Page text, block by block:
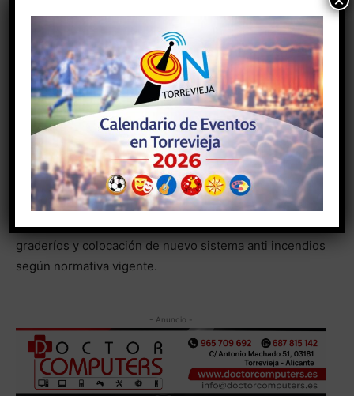
barandilla de las gradas del Palacio de los Deportes.-La
colocación de nuevos focos led para la piscina
climatizada y el Palacio de los Deportes, la instalación
de megafonía en el Palacio de los Deportes, la
instalación de tres video-marcadores según normativa
IHF para el Campeonato del Mundo de Balonmano, la
colocación de redes parabalones negras, para el
desarrollo del campeonato del Mundo, la colocación de
líneas wifi (fibra óptica) en zona de vestuarios, nuevo
equipamiento de perchas y bancos en los vestuarios,
reparación del parquet, reparación de asientos de los
graderíos y colocación de nuevo sistema anti incendios
según normativa vigente.
- Anuncio -